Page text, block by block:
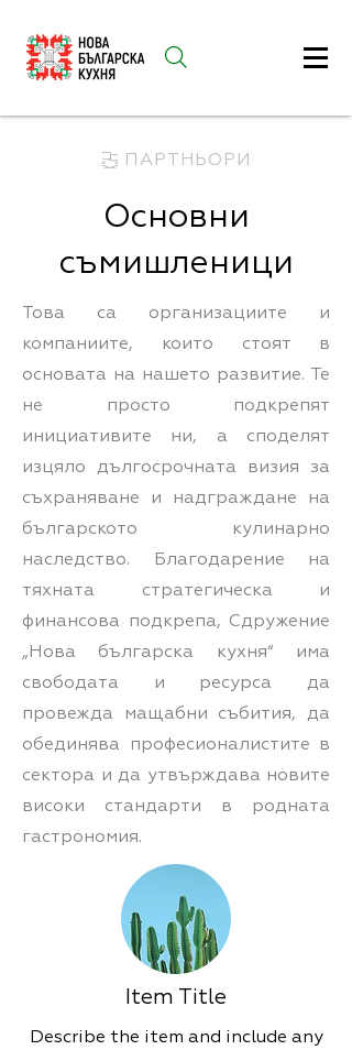
ПАРТНЬОРИ
Основни
съмишленици
Това са организациите и
компаниите, които стоят в
основата на нашето развитие. Те
не просто подкрепят
инициативите ни, а споделят
изцяло дългосрочната визия за
съхраняване и надграждане на
българското кулинарно
наследство. Благодарение на
тяхната стратегическа и
финансова подкрепа, Сдружение
„Нова българска кухня“ има
свободата и ресурса да
провежда мащабни събития, да
обединява професионалистите в
сектора и да утвърждава новите
високи стандарти в родната
гастрономия.
Item Title
Describe the item and include any